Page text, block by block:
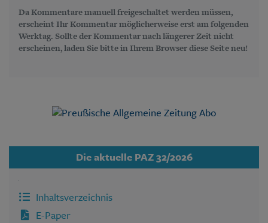
Da Kommentare manuell freigeschaltet werden müssen,
erscheint Ihr Kommentar möglicherweise erst am folgenden
Werktag. Sollte der Kommentar nach längerer Zeit nicht
erscheinen, laden Sie bitte in Ihrem Browser diese Seite neu!
Die aktuelle PAZ 32/2026
Inhaltsverzeichnis
E-Paper